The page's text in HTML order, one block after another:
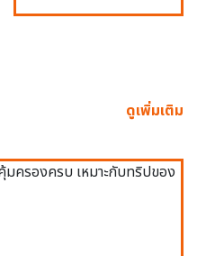
ดูเพิ่มเติม